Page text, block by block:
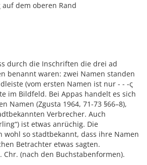
auf dem oberen Rand
durch die Inschriften die drei ad
benannt waren: zwei Namen standen
(vom ersten Namen ist nur - - -ς
im Bildfeld. Bei Appas handelt es sich
Namen (Zgusta 1964, 71-73 §66–8),
Verbrecher. Auch
ist etwas anrüchig. Die
wohl so stadtbekannt, dass ihre Namen
Betrachter etwas sagten.
Chr. (nach den Buchstabenformen).